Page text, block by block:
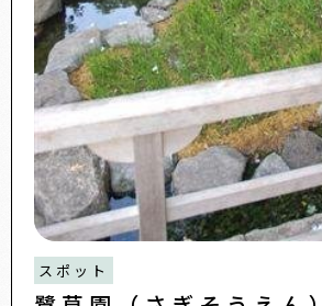
スポット